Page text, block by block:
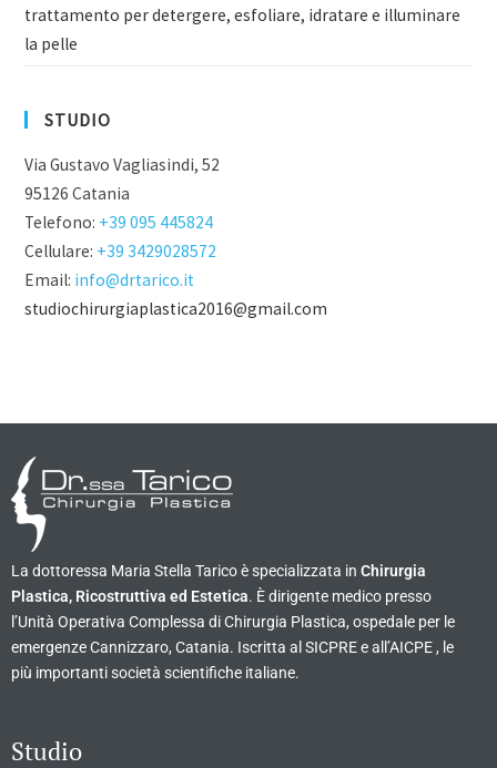
trattamento per detergere, esfoliare, idratare e illuminare
la pelle
STUDIO
Via Gustavo Vagliasindi, 52
95126 Catania
Telefono: +39 095 445824
Cellulare: +39 3429028572
Email: info@drtarico.it
studiochirurgiaplastica2016@gmail.com
La dottoressa Maria Stella Tarico è specializzata in Chirurgia
Plastica, Ricostruttiva ed Estetica. È dirigente medico presso
l’Unità Operativa Complessa di Chirurgia Plastica, ospedale per le
emergenze Cannizzaro, Catania. Iscritta al SICPRE e all’AICPE , le
più importanti società scientifiche italiane.
Studio